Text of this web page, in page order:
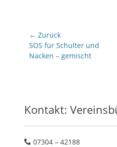
Beitragsnavigation
← Zurück
Vorhergehender
Beitrag:
SOS für Schulter und
Nacken – gemischt
Kontakt:
07304 – 42188